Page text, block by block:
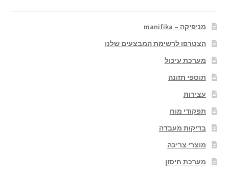
מניפיקה – manifika
הצטרפו לרשימת המבצעים שלנו
מערכת עיכול
תוספי תזונה
עצירות
תפקודי מוח
בדיקות מעבדה
מוצרי צריכה
מערכת חיסון